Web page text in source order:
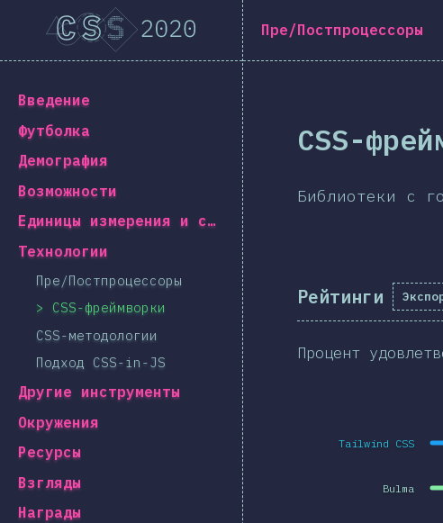
[ru-RU] general.title
[ru-RU] general.back_to_intro
Введение
Футболка
Демография
Возможности
Единицы измерения и селекторы
Технологии
Пре/Постпроцессоры
CSS-фреймворки
CSS-методологии
Подход CSS-in-JS
Другие инструменты
Окружения
Ресурсы
Взгляды
Награды
Пре/Постпроцессоры
CSS-
Библиотеки с
Рейтинги
Процент
Bulma
Tailwind CSS
Navigated to [ru-RU] general.title